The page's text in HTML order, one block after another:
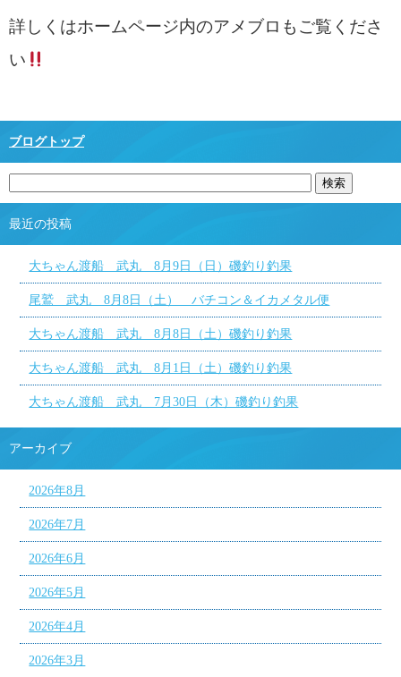
詳しくはホームページ内のアメブロもご覧くださ
い
ブログトップ
最近の投稿
大ちゃん渡船 武丸 8月9日（日）磯釣り釣果
尾鷲 武丸 8月8日（土） バチコン＆イカメタル便
大ちゃん渡船 武丸 8月8日（土）磯釣り釣果
大ちゃん渡船 武丸 8月1日（土）磯釣り釣果
大ちゃん渡船 武丸 7月30日（木）磯釣り釣果
アーカイブ
2026年8月
2026年7月
2026年6月
2026年5月
2026年4月
2026年3月